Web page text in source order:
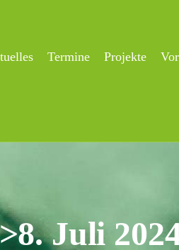
Termine Projekte
Juli